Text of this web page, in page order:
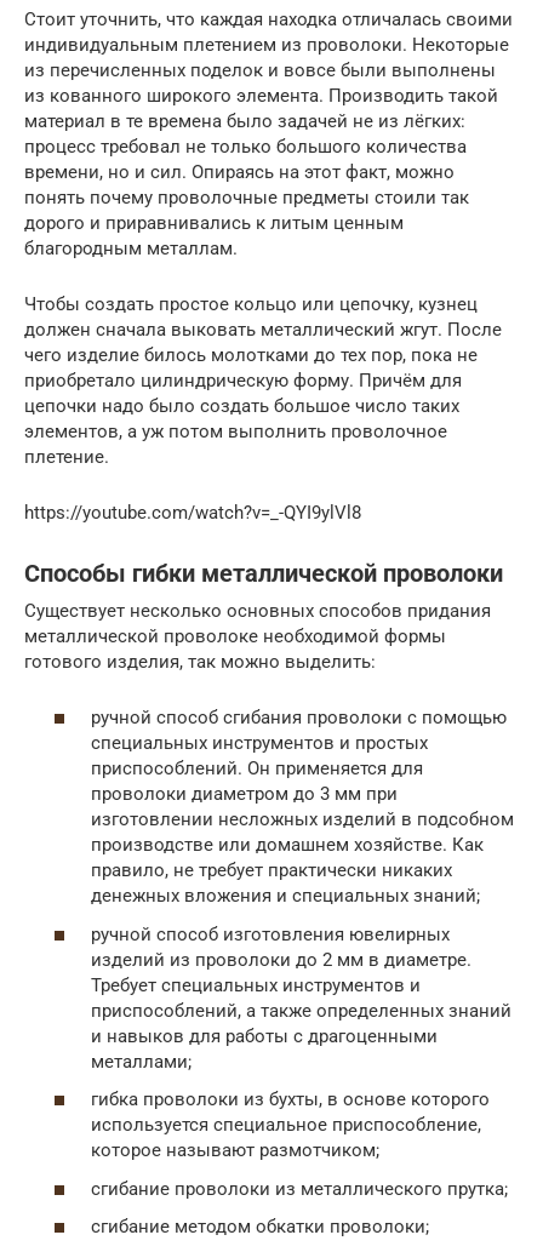
Стоит уточнить, что каждая находка отличалась своими
индивидуальным плетением из проволоки. Некоторые
из перечисленных поделок и вовсе были выполнены
из кованного широкого элемента. Производить такой
материал в те времена было задачей не из лёгких:
процесс требовал не только большого количества
времени, но и сил. Опираясь на этот факт, можно
понять почему проволочные предметы стоили так
дорого и приравнивались к литым ценным
благородным металлам.
Чтобы создать простое кольцо или цепочку, кузнец
должен сначала выковать металлический жгут. После
чего изделие билось молотками до тех пор, пока не
приобретало цилиндрическую форму. Причём для
цепочки надо было создать большое число таких
элементов, а уж потом выполнить проволочное
плетение.
https://youtube.com/watch?v=_-QYI9ylVl8
Способы гибки металлической проволоки
Существует несколько основных способов придания
металлической проволоке необходимой формы
готового изделия, так можно выделить:
ручной способ сгибания проволоки с помощью
специальных инструментов и простых
приспособлений. Он применяется для
проволоки диаметром до 3 мм при
изготовлении несложных изделий в подсобном
производстве или домашнем хозяйстве. Как
правило, не требует практически никаких
денежных вложения и специальных знаний;
ручной способ изготовления ювелирных
изделий из проволоки до 2 мм в диаметре.
Требует специальных инструментов и
приспособлений, а также определенных знаний
и навыков для работы с драгоценными
металлами;
гибка проволоки из бухты, в основе которого
используется специальное приспособление,
которое называют размотчиком;
сгибание проволоки из металлического прутка;
сгибание методом обкатки проволоки;